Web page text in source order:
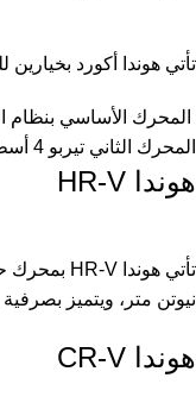
تأتي هوندا أكورد بخيارين
المحرك الأساسي بنظام التيربو 4 أسطوانات سعة 1.5 لتر، يولد قوة 198 حصان وعزم دوران 260 نيوتن متر
المحرك الثاني تيربو 4 أسطوانات سعة 2.0 لتر بنظام التيربو يولد قوة 247 حصان وعزم دوران 370 نيوتن متر، يتميز صرفية وقود 14.3 كم/لتر.
هوندا HR-V
نيوتن متر، ويتميز بصرفية وقود 16.9 كم/ لتر من خزان
هوندا CR-V